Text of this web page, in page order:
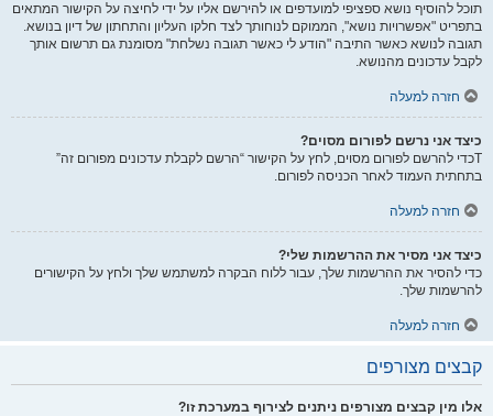
תוכל להוסיף נושא ספציפי למועדפים או להירשם אליו על ידי לחיצה על הקישור המתאים
בתפריט "אפשרויות נושא", הממוקם לנוחותך לצד חלקו העליון והתחתון של דיון בנושא.
תגובה לנושא כאשר התיבה "הודע לי כאשר תגובה נשלחת" מסומנת גם תרשום אותך
לקבל עדכונים מהנושא.
חזרה למעלה
כיצד אני נרשם לפורום מסוים?
Tכדי להרשם לפורום מסוים, לחץ על הקישור “הרשם לקבלת עדכונים מפורום זה”
בתחתית העמוד לאחר הכניסה לפורום.
חזרה למעלה
כיצד אני מסיר את ההרשמות שלי?
כדי להסיר את ההרשמות שלך, עבור ללוח הבקרה למשתמש שלך ולחץ על הקישורים
להרשמות שלך.
חזרה למעלה
קבצים מצורפים
אלו מין קבצים מצורפים ניתנים לצירוף במערכת זו?